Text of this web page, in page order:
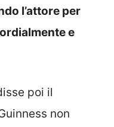
l’attore per
e
poi il
non